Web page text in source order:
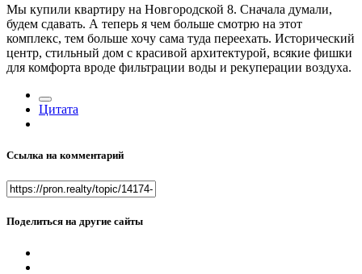
Мы купили квартиру на Новгородской 8. Сначала думали,
будем сдавать. А теперь я чем больше смотрю на этот
комплекс, тем больше хочу сама туда переехать. Исторический
центр, стильный дом с красивой архитектурой, всякие фишки
для комфорта вроде фильтрации воды и рекуперации воздуха.
Цитата
Ссылка на комментарий
Поделиться на другие сайты